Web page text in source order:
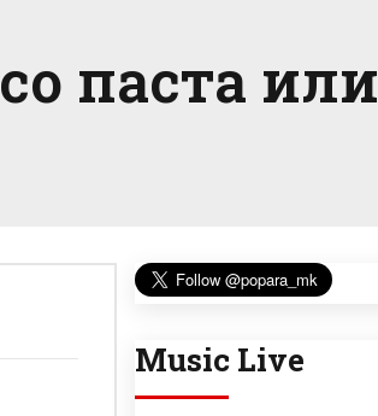
паста или
Music Live